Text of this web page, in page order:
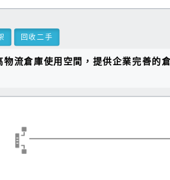
回收二手
流倉庫使用空間，提供企業完善的